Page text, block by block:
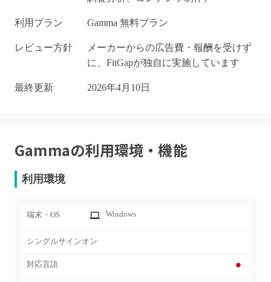
利用プラン Gamma 無料プラン
レビュー方針
メーカーからの広告費・報酬を受けず
に、FitGapが独自に実施しています
最終更新 2026年4月10日
Gammaの利用環境・機能
利用環境
端末・OS Windows
シングルサインオン
対応言語